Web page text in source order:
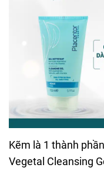
Kẽm là 1 thành
Vegetal Cleansing